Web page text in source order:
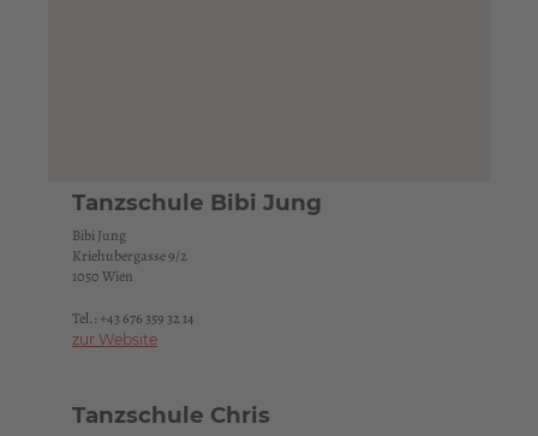
Tanzschule Bibi Jung
Bibi Jung
Kriehubergasse 9/2
1050 Wien
Tel.:+43 676 359 32 14
zur Website
Tanzschule Chris